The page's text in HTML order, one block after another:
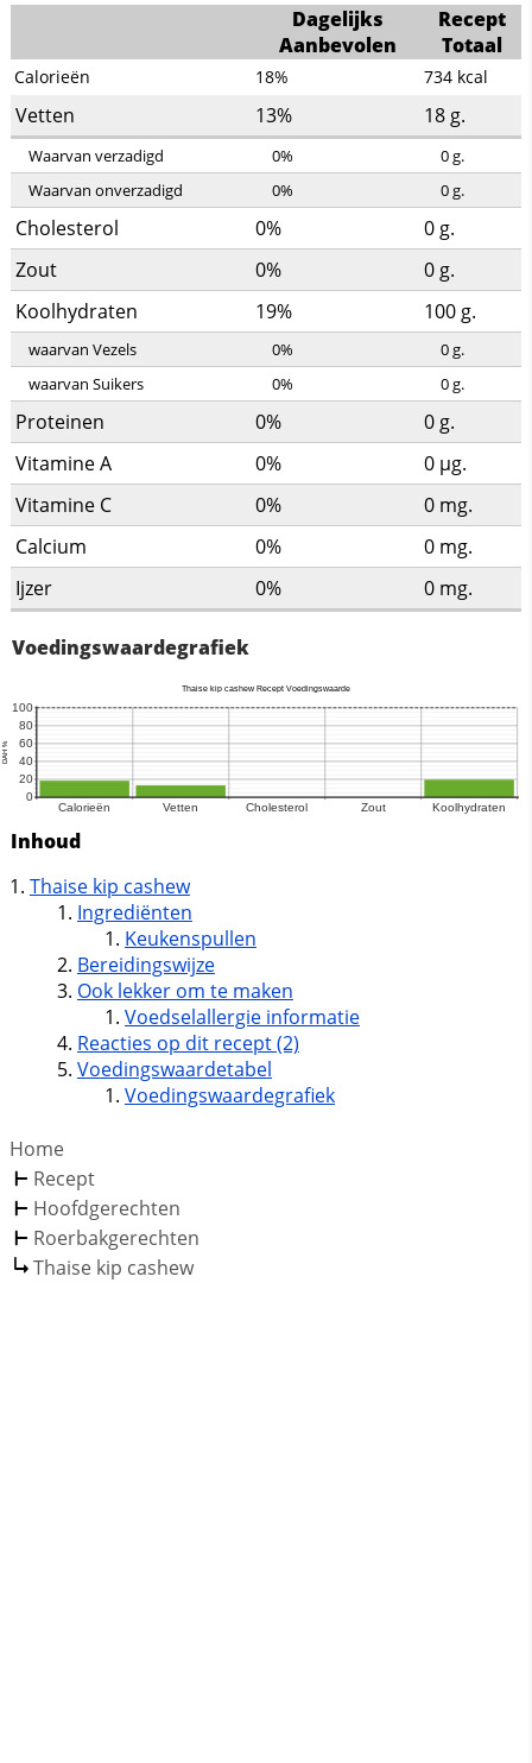
Dagelijks
Aanbevolen
Recept
Totaal
Calorieën 18% 734 kcal
Vetten 13% 18 g.
Waarvan verzadigd 0% 0g.
Waarvan onverzadigd
0% 0g.
Cholesterol 0% 0 g.
Zout
0% 0 g.
Koolhydraten
19% 100 g.
waarvan Vezels 0% 0g.
waarvan Suikers
0% 0g.
Proteinen 0% 0 g.
Vitamine A
0% 0 µg.
Vitamine C
0% 0 mg.
Calcium
0% 0 mg.
Ijzer
0% 0 mg.
Voedingswaardegrafiek
Inhoud
Thaise kip cashew
Ingrediënten
Keukenspullen
Bereidingswijze
Ook lekker om te maken
Voedselallergie informatie
Reacties op dit recept (2)
Voedingswaardetabel
Voedingswaardegrafiek
Home
Recept
Hoofdgerechten
Roerbakgerechten
Thaise kip cashew